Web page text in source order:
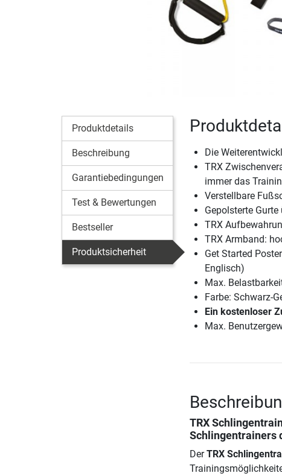
Produktdetails
Beschreibung
Garantiebedingungen
Test & Bewertungen
Bestseller
Produktsicherheit
Die
TRX
immer das
Verstellbare
Gepolsterte
TRX
TRX Armband:
Get Started
Englisch)
Max.
Farbe: Schwarz-
Ein kostenloser
Max.
TRX
Schlingentrainers
DerTRX